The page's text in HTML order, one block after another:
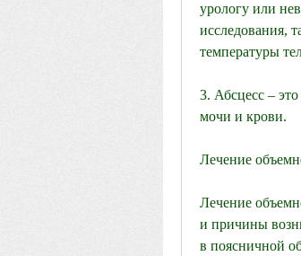
урологу или
исследования,
температуры
3. Абсцесс –
мочи и крови.
Лечение
Лечение
и причины
в поясничной